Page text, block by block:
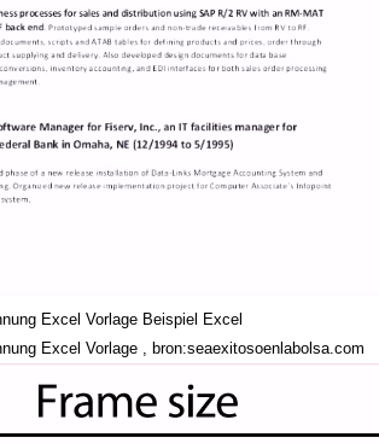
Excel Vorlage Beispiel Excel
Excel Vorlage , bron:seaexitosoenlabolsa.com